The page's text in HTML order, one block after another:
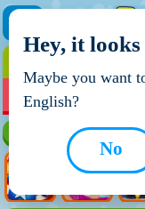
НОВІ ІГРИ
Hey, it
Maybe you want
English?
No